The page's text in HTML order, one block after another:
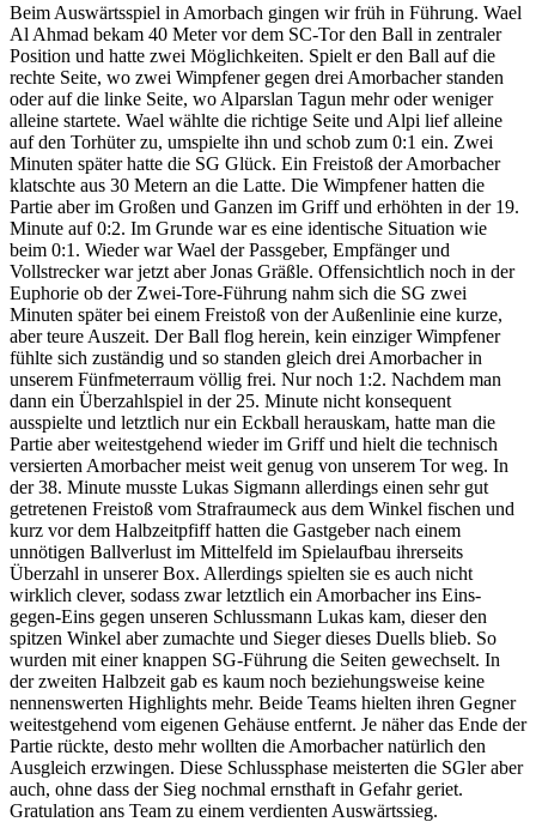
Beim Auswärtsspiel in Amorbach gingen wir früh in Führung. Wael
Al Ahmad bekam 40 Meter vor dem SC-Tor den Ball in zentraler
Position und hatte zwei Möglichkeiten. Spielt er den Ball auf die
rechte Seite, wo zwei Wimpfener gegen drei Amorbacher standen
oder auf die linke Seite, wo Alparslan Tagun mehr oder weniger
alleine startete. Wael wählte die richtige Seite und Alpi lief alleine
auf den Torhüter zu, umspielte ihn und schob zum 0:1 ein. Zwei
Minuten später hatte die SG Glück. Ein Freistoß der Amorbacher
klatschte aus 30 Metern an die Latte. Die Wimpfener hatten die
Partie aber im Großen und Ganzen im Griff und erhöhten in der 19.
Minute auf 0:2. Im Grunde war es eine identische Situation wie
beim 0:1. Wieder war Wael der Passgeber, Empfänger und
Vollstrecker war jetzt aber Jonas Gräßle. Offensichtlich noch in der
Euphorie ob der Zwei-Tore-Führung nahm sich die SG zwei
Minuten später bei einem Freistoß von der Außenlinie eine kurze,
aber teure Auszeit. Der Ball flog herein, kein einziger Wimpfener
fühlte sich zuständig und so standen gleich drei Amorbacher in
unserem Fünfmeterraum völlig frei. Nur noch 1:2. Nachdem man
dann ein Überzahlspiel in der 25. Minute nicht konsequent
ausspielte und letztlich nur ein Eckball herauskam, hatte man die
Partie aber weitestgehend wieder im Griff und hielt die technisch
versierten Amorbacher meist weit genug von unserem Tor weg. In
der 38. Minute musste Lukas Sigmann allerdings einen sehr gut
getretenen Freistoß vom Strafraumeck aus dem Winkel fischen und
kurz vor dem Halbzeitpfiff hatten die Gastgeber nach einem
unnötigen Ballverlust im Mittelfeld im Spielaufbau ihrerseits
Überzahl in unserer Box. Allerdings spielten sie es auch nicht
wirklich clever, sodass zwar letztlich ein Amorbacher ins Eins-
gegen-Eins gegen unseren Schlussmann Lukas kam, dieser den
spitzen Winkel aber zumachte und Sieger dieses Duells blieb. So
wurden mit einer knappen SG-Führung die Seiten gewechselt. In
der zweiten Halbzeit gab es kaum noch beziehungsweise keine
nennenswerten Highlights mehr. Beide Teams hielten ihren Gegner
weitestgehend vom eigenen Gehäuse entfernt. Je näher das Ende der
Partie rückte, desto mehr wollten die Amorbacher natürlich den
Ausgleich erzwingen. Diese Schlussphase meisterten die SGler aber
auch, ohne dass der Sieg nochmal ernsthaft in Gefahr geriet.
Gratulation ans Team zu einem verdienten Auswärtssieg.